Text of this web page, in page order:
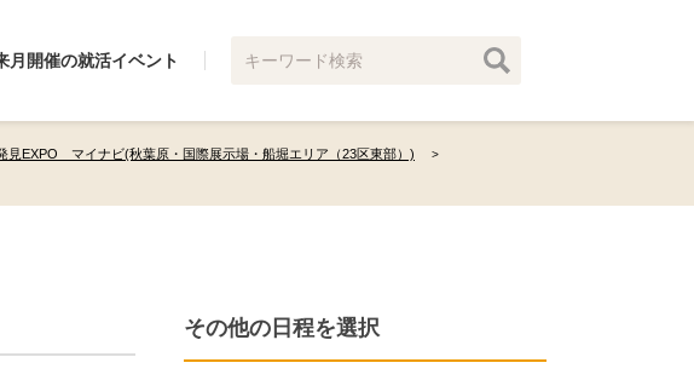
月開催の就活イベント
見EXPO マイナビ(秋葉原・国際展示場・船堀エリア（23区東部）)
その他の日程を選択